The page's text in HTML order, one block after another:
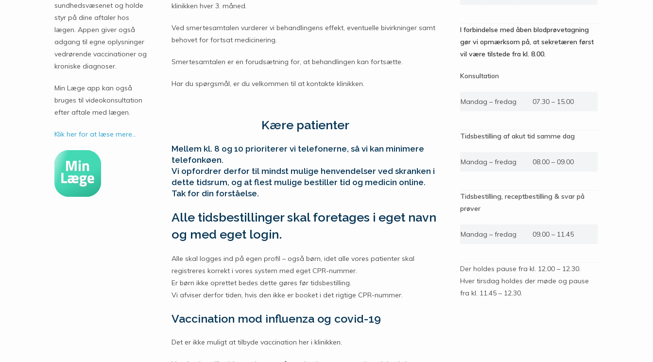
sundhedsvæsenet og holde
styr på dine aftaler hos
lægen. Appen giver også
adgang til egne oplysninger
vedrørende vaccinationer og
kroniske diagnoser.
Min Læge app kan også
bruges til videokonsultation
efter aftale med lægen.
Klik her for at læse mere…
klinikken hver 3. måned.
Ved smertesamtalen vurderer vi behandlingens effekt, eventuelle bivirkninger samt
behovet for fortsat medicinering.
Smertesamtalen er en forudsætning for, at behandlingen kan fortsætte.
Har du spørgsmål, er du velkommen til at kontakte klinikken.
Kære patienter
Mellem kl. 8 og 10 prioriterer vi telefonerne, så vi kan minimere
telefonkøen.
Vi opfordrer derfor til mindst mulige henvendelser ved skranken i
dette tidsrum, og at flest mulige bestiller tid og medicin online.
Tak for din forståelse.
Alle tidsbestillinger skal foretages i eget navn
og med eget login.
Alle skal logges ind på egen profil – også børn, idet alle vores patienter skal
registreres korrekt i vores system med eget CPR-nummer.
Er børn ikke oprettet bedes dette gøres før tidsbestilling.
Vi afviser derfor tiden, hvis den ikke er booket i det rigtige CPR-nummer.
Vaccination mod influenza og covid-19
Det er ikke muligt at tilbyde vaccination her i klinikken.
I forbindelse med åben blodprøvetagning
gør vi opmærksom på, at sekretæren først
vil være tilstede fra kl. 8.00.
Konsultation
Mandag – fredag 07.30 – 15.00
Tidsbestilling af akut tid samme dag
Mandag – fredag 08.00 – 09.00
Tidsbestilling, receptbestilling & svar på
prøver
Mandag – fredag 09.00 – 11.45
Der holdes pause fra kl. 12.00 – 12.30.
Hver tirsdag holdes der møde og pause
fra kl. 11.45 – 12.30.